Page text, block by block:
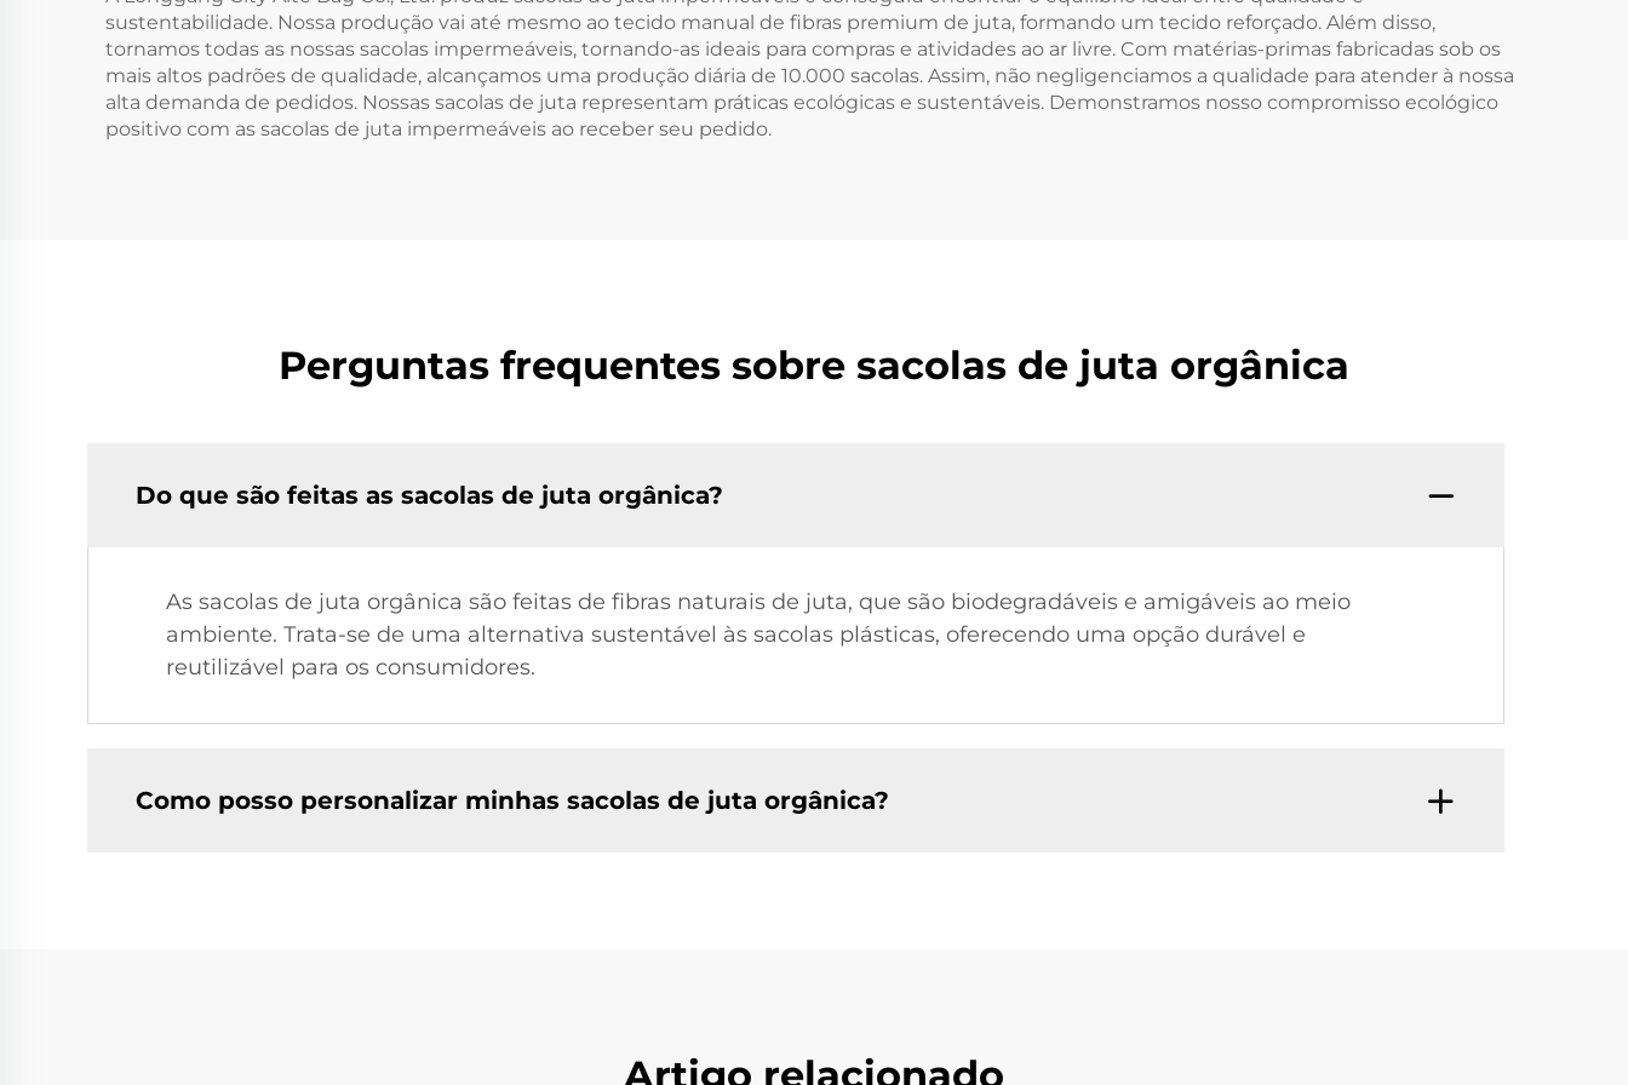
sustentabilidade. Nossa produção vai até mesmo ao tecido manual de fibras premium de juta, formando um tecido reforçado. Além disso,
tornamos todas as nossas sacolas impermeáveis, tornando-as ideais para compras e atividades ao ar livre. Com matérias-primas fabricadas sob os
mais altos padrões de qualidade, alcançamos uma produção diária de 10.000 sacolas. Assim, não negligenciamos a qualidade para atender à nossa
alta demanda de pedidos. Nossas sacolas de juta representam práticas ecológicas e sustentáveis. Demonstramos nosso compromisso ecológico
positivo com as sacolas de juta impermeáveis ao receber seu pedido.
Perguntas frequentes sobre sacolas de juta orgânica
Do que são feitas as sacolas de juta orgânica?
As sacolas de juta orgânica são feitas de fibras naturais de juta, que são biodegradáveis e amigáveis ao meio
ambiente. Trata-se de uma alternativa sustentável às sacolas plásticas, oferecendo uma opção durável e
reutilizável para os consumidores.
Como posso personalizar minhas sacolas de juta orgânica?
Artigo relacionado